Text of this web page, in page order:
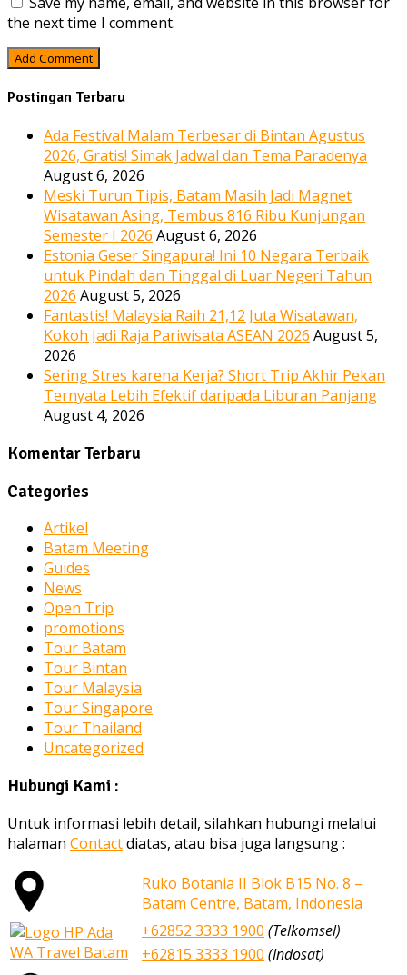
the next time I comment.
Postingan Terbaru
Ada Festival Malam Terbesar di Bintan Agustus
2026, Gratis! Simak Jadwal dan Tema Paradenya
August 6, 2026
Meski Turun Tipis, Batam Masih Jadi Magnet
Wisatawan Asing, Tembus 816 Ribu Kunjungan
Semester I 2026 August 6, 2026
Estonia Geser Singapura! Ini 10 Negara Terbaik
untuk Pindah dan Tinggal di Luar Negeri Tahun
2026 August 5, 2026
Fantastis! Malaysia Raih 21,12 Juta Wisatawan,
Kokoh Jadi Raja Pariwisata ASEAN 2026 August 5,
2026
Sering Stres karena Kerja? Short Trip Akhir Pekan
Ternyata Lebih Efektif daripada Liburan Panjang
August 4, 2026
Komentar Terbaru
Categories
Artikel
Batam Meeting
Guides
News
Open Trip
promotions
Tour Batam
Tour Bintan
Tour Malaysia
Tour Singapore
Tour Thailand
Uncategorized
Hubungi Kami :
Untuk informasi lebih detail, silahkan hubungi melalui
halaman Contactdiatas, atau bisa juga langsung :
Ruko Botania II Blok B15 No. 8 –
Batam Centre, Batam, Indonesia
+62852 3333 1900 (Telkomsel)
+62815 3333 1900 (Indosat)